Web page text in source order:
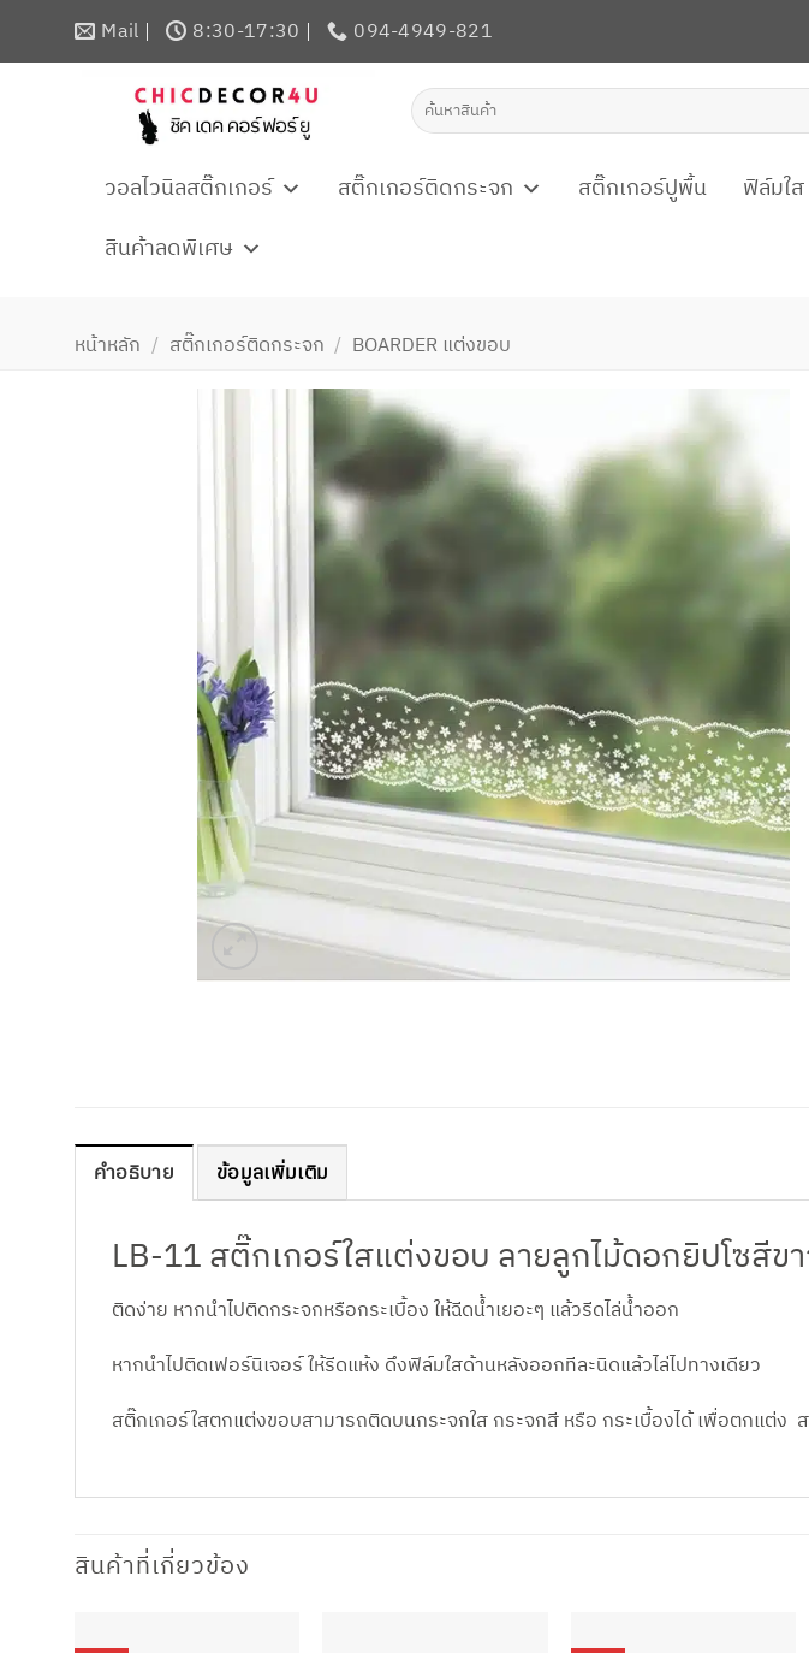
Mail 8:30-17:30 094-4949-821
ค้นหา:
วอลไวนิลสติ๊กเกอร์ สติ๊กเกอร์ติดกระจก สติ๊กเกอร์ปูพื้น ฟิล์มใ
สินค้าลดพิเศษ
หน้าหลัก / สติ๊กเกอร์ติดกระจก / BOARDER แต่งขอบ
คำอธิบาย ข้อมูลเพิ่มเติม
LB-11 สติ๊กเกอร์ใสแต่งขอบ ลายลูกไม้ดอกยิปโซสีข
ติดง่าย หากนำไปติดกระจกหรือกระเบื้อง ให้ฉีดน้ำเยอะๆ แล้วรีดไล่น้ำออก
หากนำไปติดเฟอร์นิเจอร์ ให้รีดแห้ง ดึงฟิล์มใสด้านหลังออกทีละนิดแล้วไล่ไปทางเดียว
สติ๊กเกอร์ใสตกแต่งขอบสามารถติดบนกระจกใส กระจกสี หรือ กระเบื้องได้ เพื่อตกแต่ง
สินค้าที่เกี่ยวข้อง